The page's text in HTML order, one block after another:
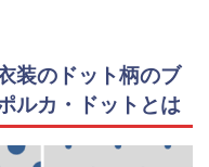
装のドット柄のブ
ルカ・ドットとは